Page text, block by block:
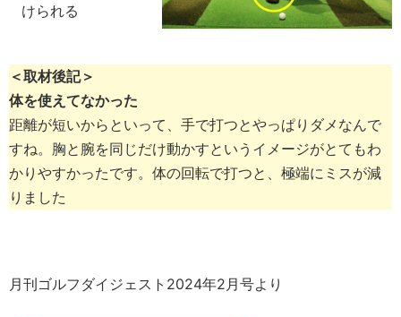
けられる
＜取材後記＞
体を使えてなかった
距離が短いからといって、手で打つとやっぱりダメなんで
すね。胸と腕を同じだけ動かすというイメージがとてもわ
かりやすかったです。体の回転で打つと、極端にミスが減
りました
月刊ゴルフダイジェスト2024年2月号より